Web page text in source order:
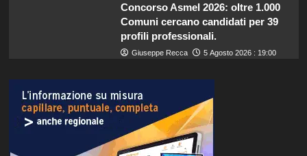
Concorso Asmel 2026: oltre 1.000
Comuni cercano candidati per 39
profili professionali.
Giuseppe Recca 5 Agosto 2026 : 19:00